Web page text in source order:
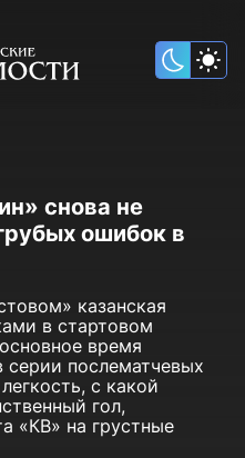
снова не
ошибок в
казанская
в стартовом
время
серии послематчевых
с какой
гол,
«КВ» на грустные